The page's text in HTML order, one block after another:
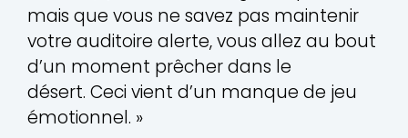
mais que vous ne savez pas maintenir
votre auditoire alerte, vous allez au bout
d’un moment prêcher dans le
désert. Ceci vient d’un manque de jeu
émotionnel. »